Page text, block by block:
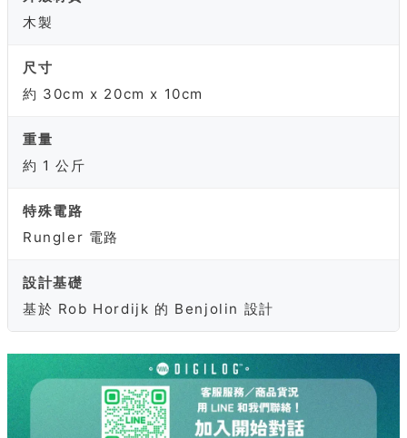
木製
尺寸
約 30cm x 20cm x 10cm
重量
約 1 公斤
特殊電路
Rungler 電路
設計基礎
基於 Rob Hordijk 的 Benjolin 設計